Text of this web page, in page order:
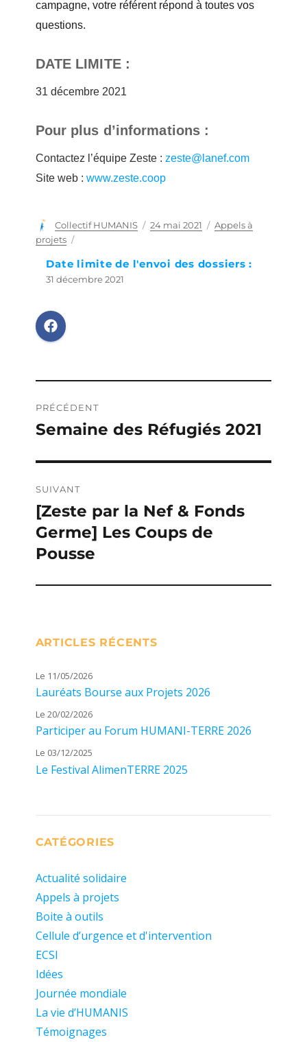
campagne, votre référent répond à toutes vos
questions.
DATE LIMITE :
31 décembre 2021
Pour plus d’informations :
Contactez l’équipe Zeste : zeste@lanef.com
Site web : www.zeste.coop
Auteur
Collectif HUMANIS
Publié
24 mai 2021 Catégories
Appels à
projets
Date limite de l'envoi des dossiers :
31 décembre 2021
de
PRÉCÉDENT
Publication
Semaine des Réfugiés 2021
SUIVANT
Publication
suivante :
[Zeste par la Nef & Fonds
Germe] Les Coups de
Pousse
ARTICLES RÉCENTS
Le 11/05/2026
Lauréats Bourse aux Projets 2026
Le 20/02/2026
Participer au Forum HUMANI-TERRE 2026
Le 03/12/2025
Le Festival AlimenTERRE 2025
CATÉGORIES
Actualité solidaire
Appels à projets
Boite à outils
Cellule d’urgence et d'intervention
ECSI
Idées
Journée mondiale
La vie d’HUMANIS
Témoignages